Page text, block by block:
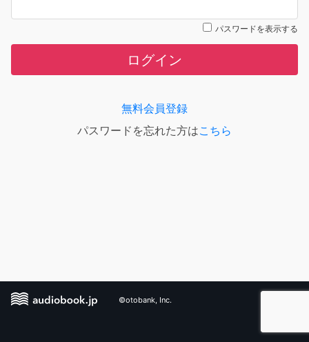
パスワードを表示する
ログイン
無料会員登録
パスワードを忘れた方はこちら
©otobank, Inc.